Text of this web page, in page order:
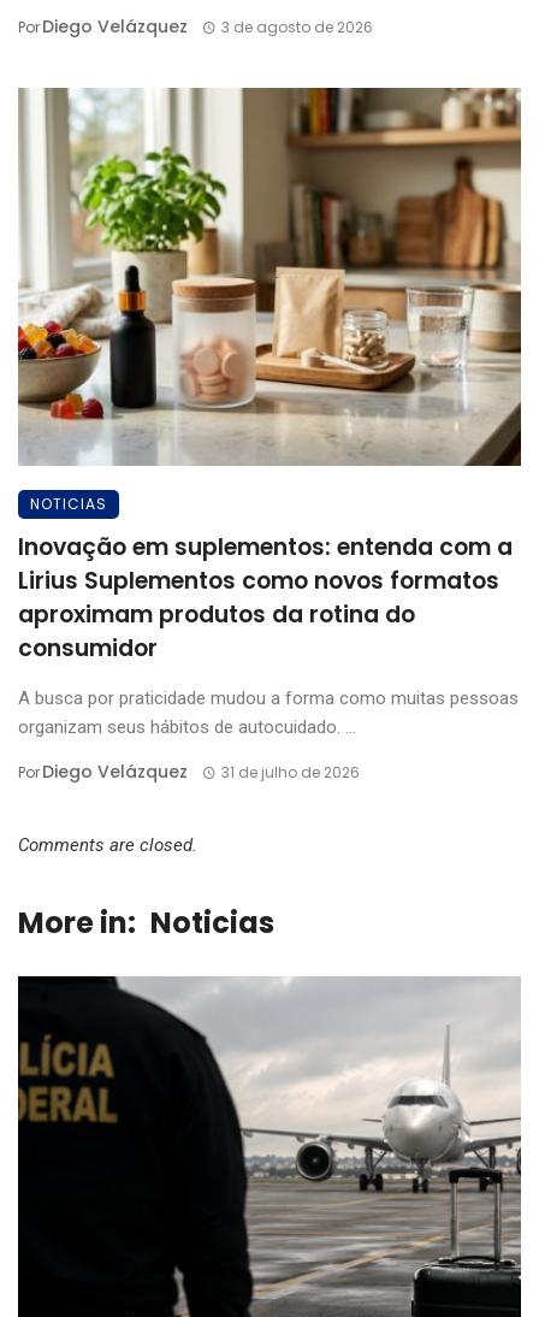
PorDiego Velázquez 3 de agosto de 2026
NOTICIAS
Inovação em suplementos: entenda com a
Lirius Suplementos como novos formatos
aproximam produtos da rotina do
consumidor
A busca por praticidade mudou a forma como muitas pessoas
organizam seus hábitos de autocuidado. ...
PorDiego Velázquez 31 de julho de 2026
Comments are closed.
More in: Noticias